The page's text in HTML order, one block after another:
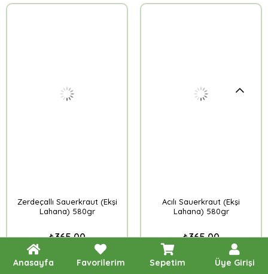
Zerdeçallı Sauerkraut (Ekşi
Lahana) 580gr
₺365,00
Sepete Ekle
Acılı Sauerkraut (Ekşi
Lahana) 580gr
₺365,00
Sepete Ekle
Anasayfa Favorilerim Sepetim Üye Girişi